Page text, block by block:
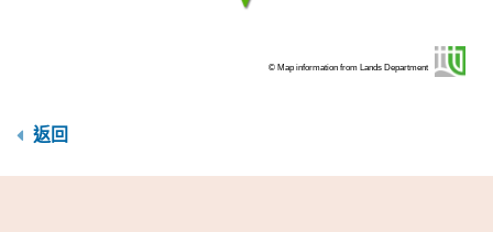
© Map information from Lands Department
返回